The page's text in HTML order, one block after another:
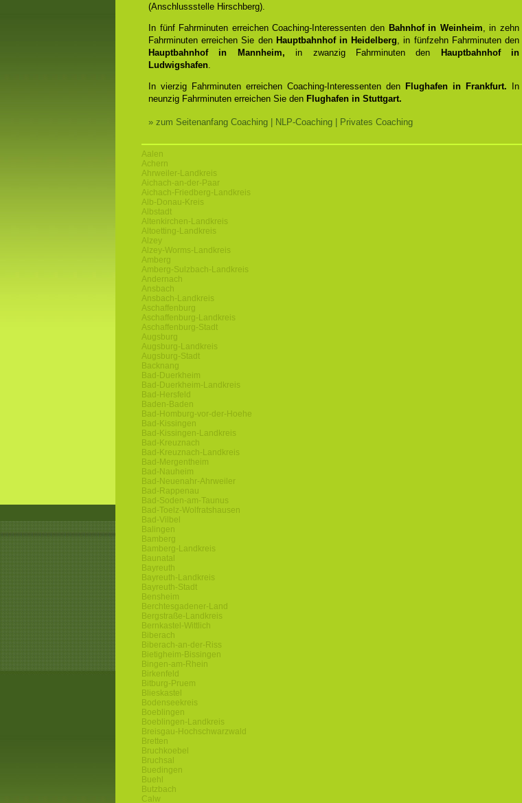
(Anschlussstelle Hirschberg).
In fünf Fahrminuten erreichen Coaching-Interessenten den Bahnhof in Weinheim, in zehn
Fahrminuten erreichen Sie den Hauptbahnhof in Heidelberg, in fünfzehn Fahrminuten den
Hauptbahnhof in Mannheim, in zwanzig Fahrminuten den
Hauptbahnhof in
Ludwigshafen.
In vierzig Fahrminuten erreichen Coaching-Interessenten den Flughafen in Frankfurt.
In
neunzig Fahrminuten erreichen Sie den Flughafen in Stuttgart.
» zum Seitenanfang Coaching | NLP-Coaching | Privates Coaching
Aalen
Achern
Ahrweiler-Landkreis
Aichach-an-der-Paar
Aichach-Friedberg-Landkreis
Alb-Donau-Kreis
Albstadt
Altenkirchen-Landkreis
Altoetting-Landkreis
Alzey
Alzey-Worms-Landkreis
Amberg
Amberg-Sulzbach-Landkreis
Andernach
Ansbach
Ansbach-Landkreis
Aschaffenburg
Aschaffenburg-Landkreis
Aschaffenburg-Stadt
Augsburg
Augsburg-Landkreis
Augsburg-Stadt
Backnang
Bad-Duerkheim
Bad-Duerkheim-Landkreis
Bad-Hersfeld
Baden-Baden
Bad-Homburg-vor-der-Hoehe
Bad-Kissingen
Bad-Kissingen-Landkreis
Bad-Kreuznach
Bad-Kreuznach-Landkreis
Bad-Mergentheim
Bad-Nauheim
Bad-Neuenahr-Ahrweiler
Bad-Rappenau
Bad-Soden-am-Taunus
Bad-Toelz-Wolfratshausen
Bad-Vilbel
Balingen
Bamberg
Bamberg-Landkreis
Baunatal
Bayreuth
Bayreuth-Landkreis
Bayreuth-Stadt
Bensheim
Berchtesgadener-Land
Bergstraße-Landkreis
Bernkastel-Wittlich
Biberach
Biberach-an-der-Riss
Bietigheim-Bissingen
Bingen-am-Rhein
Birkenfeld
Bitburg-Pruem
Blieskastel
Bodenseekreis
Boeblingen
Boeblingen-Landkreis
Breisgau-Hochschwarzwald
Bretten
Bruchkoebel
Bruchsal
Buedingen
Buehl
Butzbach
Calw